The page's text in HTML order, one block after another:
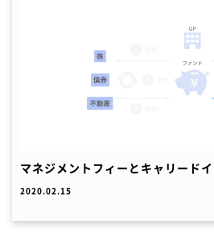
マネジメントフィーとキャリード
2020.02.15